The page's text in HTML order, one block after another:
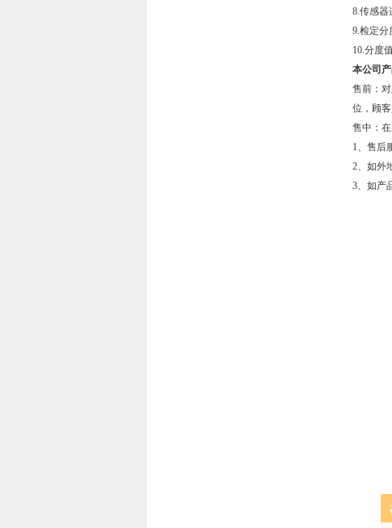
8.传感器
9.检定分
10.分度
本公司
售前：
位，顾客
售中：
1、售后
2、如外
3、如产